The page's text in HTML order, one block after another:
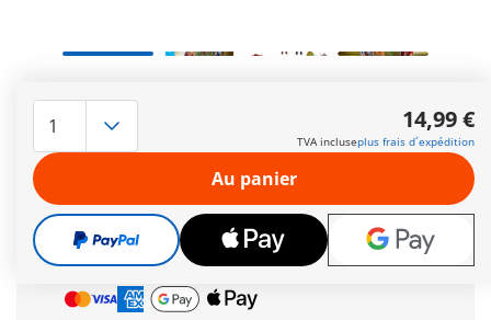
personnages, un site archéologique ainsi que des
accessoires.
Autres informations
Cadeauincroyable offert dès 35 € d’achat!
Livraison gratuite
pour toute commande dès60 €
Paiement sécuriséet flexible
14,99 €
TVA incluseplus frais d´expédition
Au panier